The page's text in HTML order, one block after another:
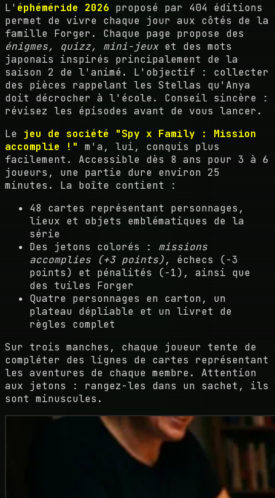
L' éphéméride 2026 proposé par 404 éditions
permet de vivre chaque jour aux côtés de la
famille Forger. Chaque page propose des
énigmes, quizz, mini-jeuxet des mots
japonais inspirés principalement de la
saison 2 de l'animé. L'objectif : collecter
des pièces rappelant les Stellas qu'Anya
doit décrocher à l'école. Conseil sincère :
révisez les épisodes avant de vous lancer.
Le jeu de société "Spy x Family : Mission
accomplie !"
m'a, lui, conquis plus
facilement. Accessible dès 8 ans pour 3 à 6
joueurs, une partie dure environ 25
minutes. La boîte contient :
48 cartes représentant personnages,
lieux et objets emblématiques de la
série
Des jetons colorés : missions
accomplies (+3 points), échecs (-3
points) et pénalités (-1), ainsi que
des tuiles Forger
Quatre personnages en carton, un
plateau dépliable et un livret de
règles complet
Sur trois manches, chaque joueur tente de
compléter des lignes de cartes représentant
les aventures de chaque membre. Attention
aux jetons : rangez-les dans un sachet, ils
sont minuscules.